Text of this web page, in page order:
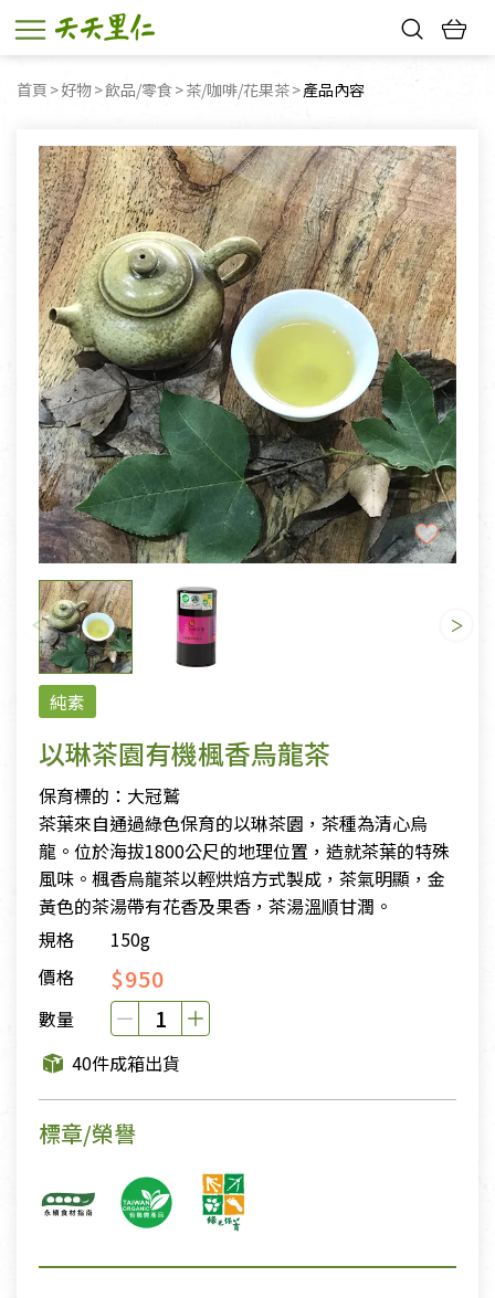
首頁 好物 飲品/零食 茶/咖啡/花果茶 目前頁面：
產品內容
純素
以琳茶園有機楓香烏龍茶
保育標的：大冠鷲
茶葉來自通過綠色保育的以琳茶園，茶種為清心烏
龍。位於海拔1800公尺的地理位置，造就茶葉的特殊
風味。楓香烏龍茶以輕烘焙方式製成，茶氣明顯，金
黃色的茶湯帶有花香及果香，茶湯溫順甘潤。
規格
150g
價格
$950
數量
40件成箱出貨
標章/榮譽